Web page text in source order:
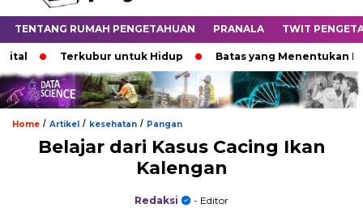
TENTANG RUMAH PENGETAHUAN PRANALA TWIT
Terkubur untuk Hidup Batas yang Menentukan Nasib
Home / Artikel / kesehatan / Pangan
Belajar dari Kasus Cacing Ikan
Kalengan
Redaksi
- Editor